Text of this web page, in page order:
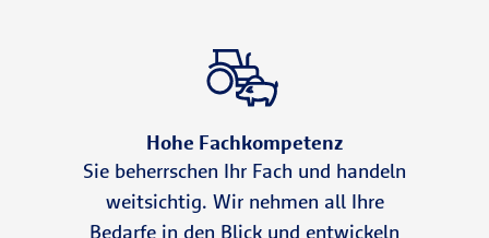
Hohe Fachkompetenz
Sie beherrschen Ihr Fach und handeln
weitsichtig. Wir nehmen all Ihre
Bedarfe in den Blick und entwickeln